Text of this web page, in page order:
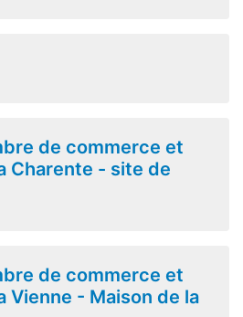
de commerce et
Charente - site de
de commerce et
Vienne - Maison de la